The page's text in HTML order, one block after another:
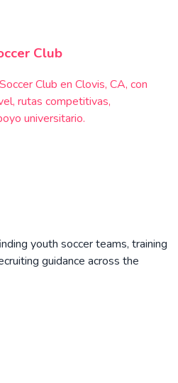
Club
Club en Clovis, CA, con
rutas competitivas,
universitario.
youth soccer teams, training
guidance across the